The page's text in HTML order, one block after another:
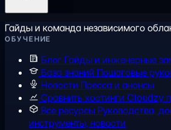
Гайды и команда независимого
ОБУЧЕНИЕ
Блог Гайды и инженерные
База знаний Пошаговые
Новости Пресса и анонсы
Сравнить хостинги Cloudzy
Все ресурсыРуководства,
инструменты, новости